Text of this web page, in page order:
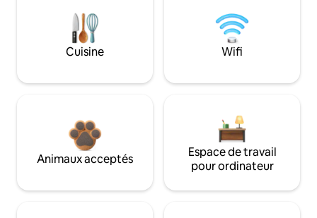
Cuisine Wifi
Animaux acceptés
Espace de travail
pour ordinateur